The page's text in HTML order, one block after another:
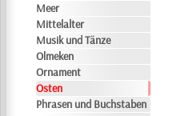
Meer
Mittelalter
Musik und Tänze
Olmeken
Ornament
Osten
Phrasen und Buchstaben